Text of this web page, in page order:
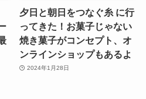
夕日と朝日をつなぐ糸 に行
ってきた！お菓子じゃない
焼き菓子がコンセプト、オ
ンラインショップもあるよ
2024年1月28日